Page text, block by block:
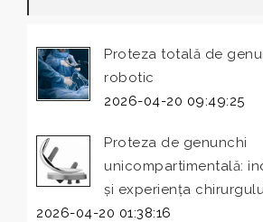
Proteza totală de
robotic
2026-04-20 09:49:25
Proteza de genunchi
unicompartimentală:
și experiența
2026-04-20 01:38:16